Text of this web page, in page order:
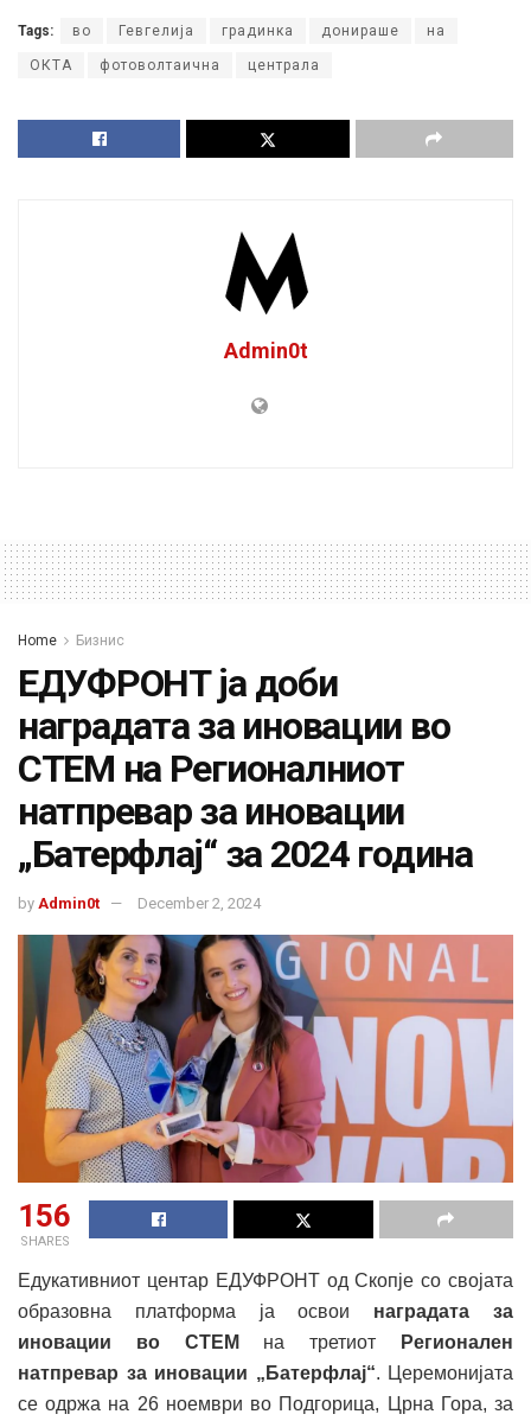
Tags: во Гевгелија градинка донираше на
ОКТА фотоволтаична централа
Admin0t
Home Бизнис
ЕДУФРОНТ ја доби
наградата за иновации во
СТЕМ на Регионалниот
натпревар за иновации
„Батерфлај“ за 2024 година
by Admin0t December 2, 2024
156
SHARES
Едукативниот центар ЕДУФРОНТ од Скопје со својата
образовна платформа ја освои наградата за
иновации во СТЕМ на третиот
Регионален
натпревар за иновации „Батерфлај“. Церемонијата
се одржа на 26 ноември во Подгорица, Црна Гора, за